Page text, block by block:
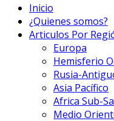
Inicio
¿Quienes somos?
Articulos Por
Europa
Hemisferio
Rusia-
Asia Pacífico
Africa Sub-
Medio